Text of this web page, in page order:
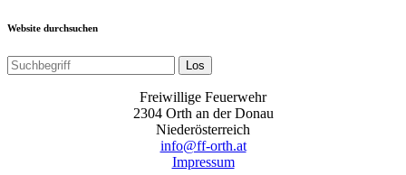
Website durchsuchen
Los
Freiwillige Feuerwehr
2304 Orth an der Donau
Niederösterreich
info@ff-orth.at
Impressum